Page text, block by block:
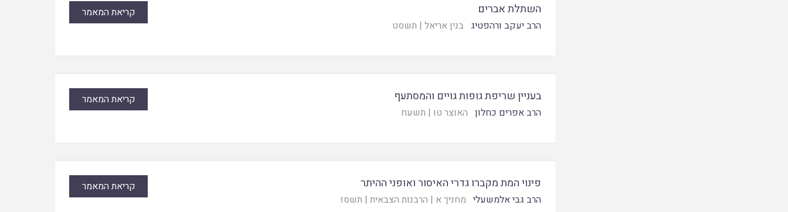
השתלת אברים
הרב יעקב ורהפטיג בנין אריאל | תשסט
קריאת המאמר
בעניין שריפת גופות גויים והמסתעף
הרב אפרים כחלון האוצר טו | תשעח
קריאת המאמר
פינוי המת מקברו גדרי האיסור ואופני ההיתר
הרב גבי אלמשעלי מחניך א | הרבנות הצבאית | תשסז
קריאת המאמר